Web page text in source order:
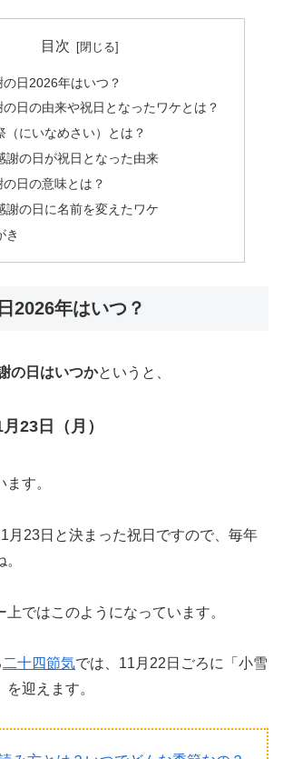
目次
日2026年はいつ？
日の由来や祝日となったワケとは？
（にいなめさい）とは？
謝の日が祝日となった由来
日の意味とは？
謝の日に名前を変えたワケ
き
2026年はいつ？
の日はいつかというと、
23日（月）
す。
月23日と決まった祝日ですので、毎年
ではこのようになっています。
二十四節気では、11月22日ごろに「小雪
を迎えます。